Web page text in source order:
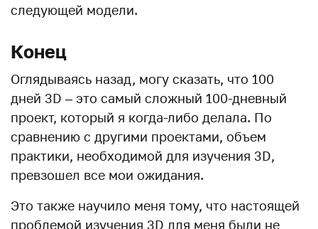
следующей модели.
Конец
Оглядываясь назад, могу сказать, что 100
дней 3D – это самый сложный 100-дневный
проект, который я когда-либо делала. По
сравнению с другими проектами, объем
практики, необходимой для изучения 3D,
превзошел все мои ожидания.
Это также научило меня тому, что настоящей
проблемой изучения 3D для меня были не